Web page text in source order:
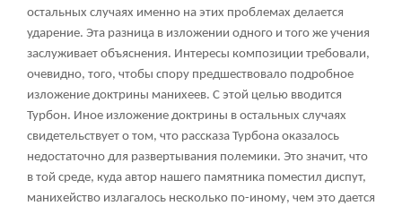
остальных случаях именно на этих проблемах делается
ударение. Эта разница в изложении одного и того же учения
заслуживает объяснения. Интересы композиции требовали,
очевидно, того, чтобы спору предшествовало подробное
изложение доктрины манихеев. С этой целью вводится
Турбон. Иное изложение доктрины в остальных случаях
свидетельствует о том, что рассказа Турбона оказалось
недостаточно для развертывания полемики. Это значит, что
в той среде, куда автор нашего памятника поместил диспут,
манихейство излагалось несколько по-иному, чем это дается